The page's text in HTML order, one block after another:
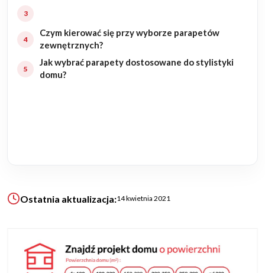
Ogrody
KALKULATOR BUDOWY
BLOG
O NAS
Czym kierować się przy wyborze parapetów
zewnętrznych?
Jak wybrać parapety dostosowane do stylistyki
domu?
Ostatnia aktualizacja:14 kwietnia 2021